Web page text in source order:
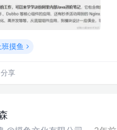
班摸鱼
分享